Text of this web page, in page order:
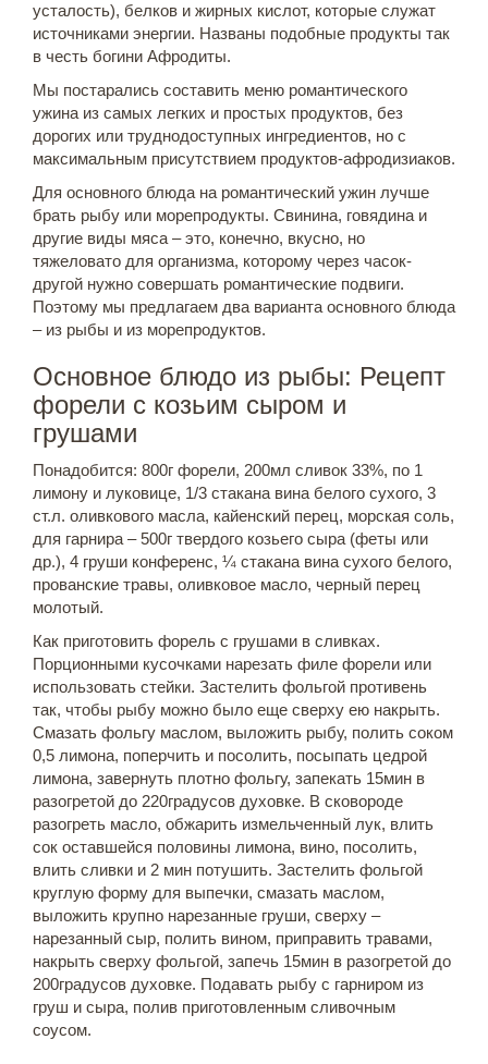
усталость), белков и жирных кислот, которые служат
источниками энергии. Названы подобные продукты так
в честь богини Афродиты.
Мы постарались составить меню романтического
ужина из самых легких и простых продуктов, без
дорогих или труднодоступных ингредиентов, но с
максимальным присутствием продуктов-афродизиаков.
Для основного блюда на романтический ужин лучше
брать рыбу или морепродукты. Свинина, говядина и
другие виды мяса – это, конечно, вкусно, но
тяжеловато для организма, которому через часок-
другой нужно совершать романтические подвиги.
Поэтому мы предлагаем два варианта основного блюда
– из рыбы и из морепродуктов.
Основное блюдо из рыбы: Рецепт
форели с козьим сыром и
грушами
Понадобится: 800г форели, 200мл сливок 33%, по 1
лимону и луковице, 1/3 стакана вина белого сухого, 3
ст.л. оливкового масла, кайенский перец, морская соль,
для гарнира – 500г твердого козьего сыра (феты или
др.), 4 груши конференс, ¼ стакана вина сухого белого,
прованские травы, оливковое масло, черный перец
молотый.
Как приготовить форель с грушами в сливках.
Порционными кусочками нарезать филе форели или
использовать стейки. Застелить фольгой противень
так, чтобы рыбу можно было еще сверху ею накрыть.
Смазать фольгу маслом, выложить рыбу, полить соком
0,5 лимона, поперчить и посолить, посыпать цедрой
лимона, завернуть плотно фольгу, запекать 15мин в
разогретой до 220градусов духовке. В сковороде
разогреть масло, обжарить измельченный лук, влить
сок оставшейся половины лимона, вино, посолить,
влить сливки и 2 мин потушить. Застелить фольгой
круглую форму для выпечки, смазать маслом,
выложить крупно нарезанные груши, сверху –
нарезанный сыр, полить вином, приправить травами,
накрыть сверху фольгой, запечь 15мин в разогретой до
200градусов духовке. Подавать рыбу с гарниром из
груш и сыра, полив приготовленным сливочным
соусом.